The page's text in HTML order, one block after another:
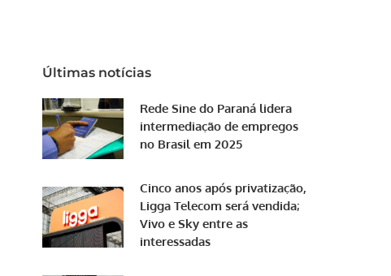
Últimas notícias
Rede Sine do Paraná lidera
intermediação de empregos
no Brasil em 2025
Cinco anos após privatização,
Ligga Telecom será vendida;
Vivo e Sky entre as
interessadas